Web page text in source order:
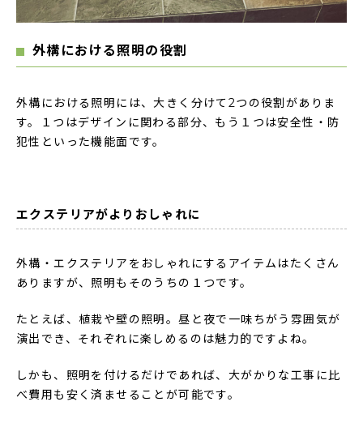
外構における照明の役割
外構における照明には、大きく分けて2つの役割がありま
す。１つはデザインに関わる部分、もう１つは安全性・防
犯性といった機能面です。
エクステリアがよりおしゃれに
外構・エクステリアをおしゃれにするアイテムはたくさん
ありますが、照明もそのうちの１つです。
たとえば、植栽や壁の照明。昼と夜で一味ちがう雰囲気が
演出でき、それぞれに楽しめるのは魅力的ですよね。
しかも、照明を付けるだけであれば、大がかりな工事に比
べ費用も安く済ませることが可能です。